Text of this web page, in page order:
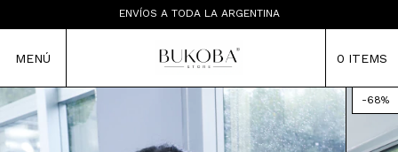
ENVÍOS A TODA LA ARGENTINA
MENÚ 0 ITEMS
-68%